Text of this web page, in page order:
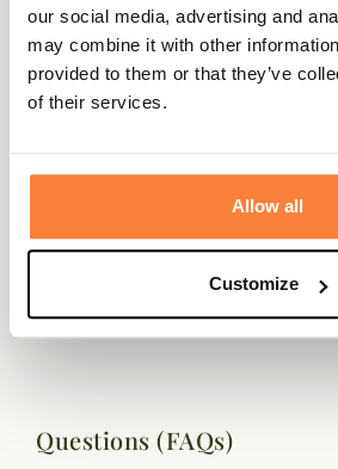
our social media, advertising and
may combine it with other
provided to them or that they’ve
of their services.
Allow all
Customize
Description
en cuir fabriquée en france.
La laisse 3 longueurs Alexandre
de 90 à 160 cm.
Les cuirs utilisés par le maroquinier
Questions (FAQs)